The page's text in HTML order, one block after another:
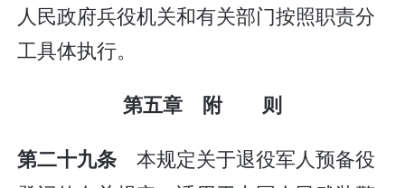
人民政府兵役机关和有关部门按照职责分
工具体执行。
第五章 附 则
第二十九条 本规定关于退役军人预备役